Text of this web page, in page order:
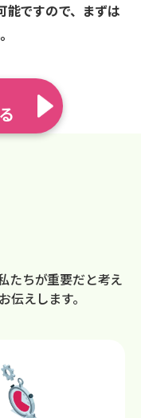
能ですので、まずは
たちが重要だと考え
伝えします。